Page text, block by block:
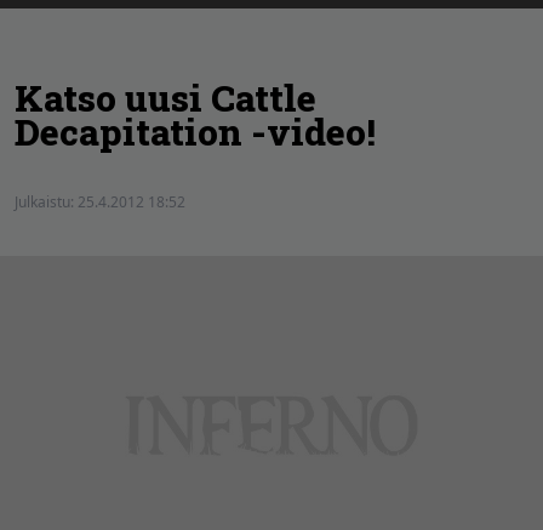
Katso uusi Cattle
Decapitation -video!
Julkaistu: 25.4.2012 18:52